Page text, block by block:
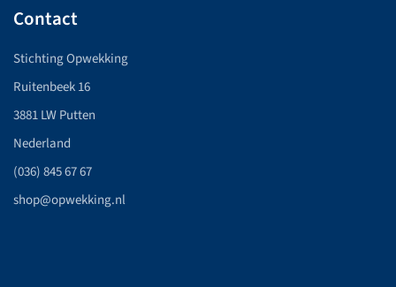
Contact
Stichting Opwekking
Ruitenbeek 16
3881 LW Putten
Nederland
(036) 845 67 67
shop@opwekking.nl